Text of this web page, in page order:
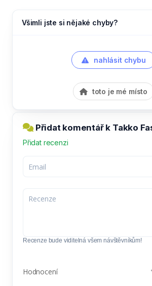
Všimli jste si nějaké chyby?
nahlásit chybu
toto je mé místo
Přidat komentář k Takko
Přidat recenzi
Recenze bude viditelná všem návštěvníkům!
Hodnocení